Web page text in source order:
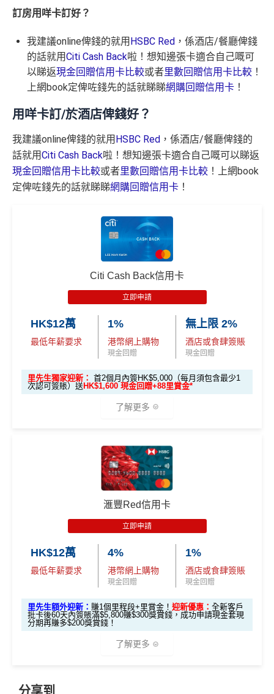
訂房用咩卡訂好？
我建議online俾錢的就用 HSBC Red ，係酒店/餐廳俾錢
的話就用Citi Cash Back啦！想知邊張卡適合自己嘅可
以睇返現金回贈信用卡比較或者里數回贈信用卡比較 ！
上網book定俾咗錢先的話就睇睇網購回贈信用卡 ！
用咩卡訂/於酒店俾錢好？
我建議online俾錢的就用 HSBC Red ，係酒店/餐廳俾錢的
話就用Citi Cash Back啦！想知邊張卡適合自己嘅可以睇返
現金回贈信用卡比較或者里數回贈信用卡比較 ！上網book
定俾咗錢先的話就睇睇網購回贈信用卡 ！
Citi Cash Back信用卡
立即申請
HK$12萬
最低年薪要求
1%
港幣網上購物
現金回贈
無上限 2%
酒店或食肆簽賬
現金回贈
里先生獨家迎新： 首2個月內簽HK$5,000（每月須包含最少1
次認可簽賬）送HK$1,600 現金回贈+88里賞金*
了解更多
2026年7月1日至9月30日
MrMiles.hk/citi-cash-back-apply
申請完填Form賺多88里賞金*:
2026年10月31日或之前成功批卡
，及首2個月內累積認
可簽賬滿HK$5,000或以上（每月須包含最少1次認可
HK$1,600 現金回贈
學生信用卡： 首3個月內累積認可簽賬滿HK$1,000或
以上，賺HK$300現金回贈
*38新會員+成功批卡派出50額外里賞金。每1里賞金 ≈ HK
滙豐Red信用卡
立即申請
HK$12萬
最低年薪要求
4%
港幣網上購物
現金回贈
1%
酒店或食肆簽賬
現金回贈
里先生額外迎新： 賺1個里程段+里賞金！ 迎新優惠： 全新客戶
批卡後60天內簽賬滿$5,800賺$300獎賞錢，成功申請現金套現
分期再賺多$200獎賞錢！
了解更多
🎁迎新禮遇